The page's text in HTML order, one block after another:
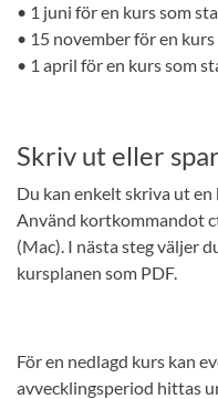
• 1 juni för en kurs som
• 15 november för en
• 1 april för en kurs som
Skriv ut eller
Du kan enkelt skriva ut
Använd kortkommandot
(Mac). I nästa steg väljer
kursplanen som PDF.
För en nedlagd kurs kan
avvecklingsperiod hittas